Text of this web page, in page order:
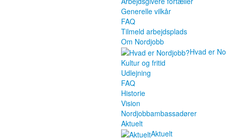
Generelle vilkår
FAQ
Tilmeld arbejdsplads
Om Nordjobb
Hvad er
Kultur og fritid
Udlejning
FAQ
Historie
Vision
Nordjobbambassadører
Aktuelt
Aktuelt